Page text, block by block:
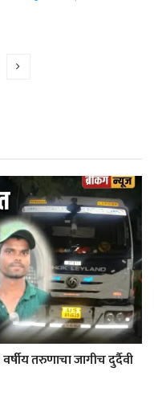
तरुणाचा जागीच दुर्दैवी